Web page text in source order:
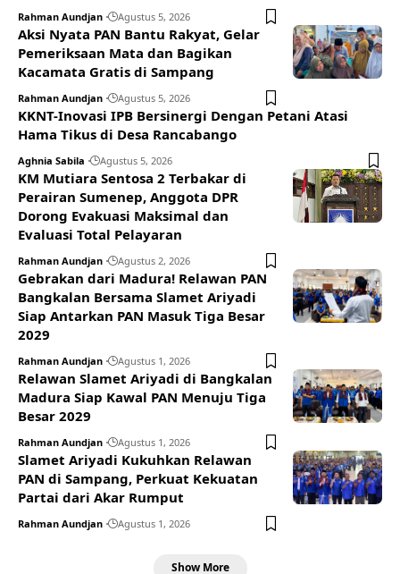
Rahman Aundjan Agustus 5, 2026
Aksi Nyata PAN Bantu Rakyat, Gelar
Pemeriksaan Mata dan Bagikan
Kacamata Gratis di Sampang
Rahman Aundjan Agustus 5, 2026
KKNT-Inovasi IPB Bersinergi Dengan Petani Atasi
Hama Tikus di Desa Rancabango
Aghnia Sabila Agustus 5, 2026
KM Mutiara Sentosa 2 Terbakar di
Perairan Sumenep, Anggota DPR
Dorong Evakuasi Maksimal dan
Evaluasi Total Pelayaran
Rahman Aundjan Agustus 2, 2026
Gebrakan dari Madura! Relawan PAN
Bangkalan Bersama Slamet Ariyadi
Siap Antarkan PAN Masuk Tiga Besar
2029
Rahman Aundjan Agustus 1, 2026
Relawan Slamet Ariyadi di Bangkalan
Madura Siap Kawal PAN Menuju Tiga
Besar 2029
Rahman Aundjan Agustus 1, 2026
Slamet Ariyadi Kukuhkan Relawan
PAN di Sampang, Perkuat Kekuatan
Partai dari Akar Rumput
Rahman Aundjan Agustus 1, 2026
Show More